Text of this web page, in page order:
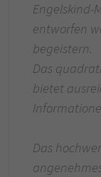
Engelskind-
entworfen
begeistern.
Das
bietet
Das